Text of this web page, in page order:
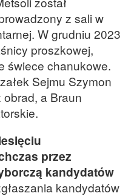
z sali w
W grudniu 2023
proszkowej,
świece chanukowe.
Sejmu Szymon
obrad, a Braun
przez
kandydatów
kandydatów